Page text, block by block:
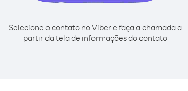
Selecione o contato no Viber e faça a chamada a
partir da tela de informações do contato